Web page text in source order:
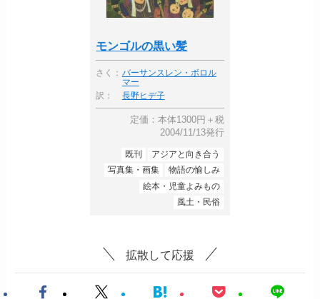
モンゴルの黒い髪
さく： バーサンスレン・ボロル
マー
訳：
長野ヒデ子
定価：本体1300円＋税
2004/11/13発行
既刊
アジアと向き合う
写真集・画集
物語の愉しみ
絵本・児童よみもの
風土・民俗
拡散して応援